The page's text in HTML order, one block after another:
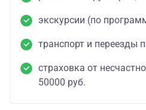
экскурсии (по
транспорт и переезды
страховка от
50000 руб.